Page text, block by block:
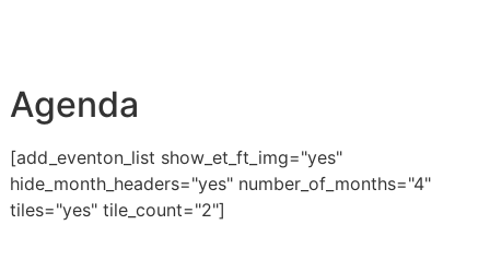
Agenda
[add_eventon_list show_et_ft_img="yes"
hide_month_headers="yes" number_of_months="4"
tiles="yes" tile_count="2"]